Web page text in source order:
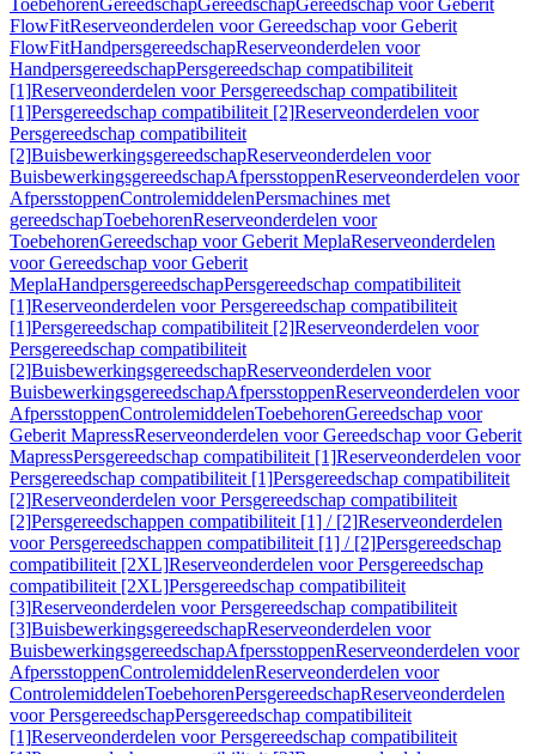
ToebehorenGereedschapGereedschapGereedschap voor Geberit
FlowFitReserveonderdelen voor Gereedschap voor Geberit
FlowFitHandpersgereedschapReserveonderdelen voor
HandpersgereedschapPersgereedschap compatibiliteit
[1]Reserveonderdelen voor Persgereedschap compatibiliteit
[1]Persgereedschap compatibiliteit [2]Reserveonderdelen voor
Persgereedschap compatibiliteit
[2]BuisbewerkingsgereedschapReserveonderdelen voor
BuisbewerkingsgereedschapAfpersstoppenReserveonderdelen voor
AfpersstoppenControlemiddelenPersmachines met
gereedschapToebehorenReserveonderdelen voor
ToebehorenGereedschap voor Geberit MeplaReserveonderdelen
voor Gereedschap voor Geberit
MeplaHandpersgereedschapPersgereedschap compatibiliteit
[1]Reserveonderdelen voor Persgereedschap compatibiliteit
[1]Persgereedschap compatibiliteit [2]Reserveonderdelen voor
Persgereedschap compatibiliteit
[2]BuisbewerkingsgereedschapReserveonderdelen voor
BuisbewerkingsgereedschapAfpersstoppenReserveonderdelen voor
AfpersstoppenControlemiddelenToebehorenGereedschap voor
Geberit MapressReserveonderdelen voor Gereedschap voor Geberit
MapressPersgereedschap compatibiliteit [1]Reserveonderdelen voor
Persgereedschap compatibiliteit [1]Persgereedschap compatibiliteit
[2]Reserveonderdelen voor Persgereedschap compatibiliteit
[2]Persgereedschappen compatibiliteit [1] / [2]Reserveonderdelen
voor Persgereedschappen compatibiliteit [1] / [2]Persgereedschap
compatibiliteit [2XL]Reserveonderdelen voor Persgereedschap
compatibiliteit [2XL]Persgereedschap compatibiliteit
[3]Reserveonderdelen voor Persgereedschap compatibiliteit
[3]BuisbewerkingsgereedschapReserveonderdelen voor
BuisbewerkingsgereedschapAfpersstoppenReserveonderdelen voor
AfpersstoppenControlemiddelenReserveonderdelen voor
ControlemiddelenToebehorenPersgereedschapReserveonderdelen
voor PersgereedschapPersgereedschap compatibiliteit
[1]Reserveonderdelen voor Persgereedschap compatibiliteit